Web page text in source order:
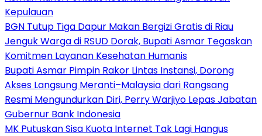
Kepulauan
BGN Tutup Tiga Dapur Makan Bergizi Gratis di Riau
Jenguk Warga di RSUD Dorak, Bupati Asmar Tegaskan
Komitmen Layanan Kesehatan Humanis
Bupati Asmar Pimpin Rakor Lintas Instansi, Dorong
Akses Langsung Meranti–Malaysia dari Rangsang
Resmi Mengundurkan Diri, Perry Warjiyo Lepas Jabatan
Gubernur Bank Indonesia
MK Putuskan Sisa Kuota Internet Tak Lagi Hangus